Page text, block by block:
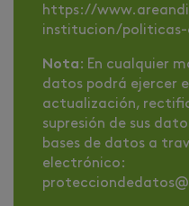
https://
institucion/politicas-
Nota: En cualquier
datos podrá ejercer
actualización,
supresión de sus
bases de datos a
electrónico: